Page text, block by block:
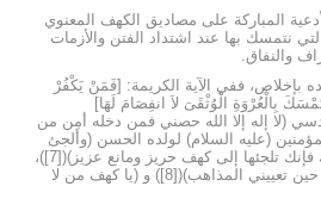
المباركة على مصاديق الكهف المعنوي
نتمسك بها عند اشتداد الفتن والأزمات
والنفاق.
بإخلاص، ففي الآية الكريمة: [فَمَنْ يَكْفُرْ
بِالْعُرْوَةِ الْوُثْقَىَ لاَ انفِصَامَ لَهَا]
القدسي (لا إله إلا الله حصني فمن دخله أمِن من
المؤمنين (عليه السلام) لولده الحسن (وألجئ
نفسك في الأمور كلها إلى إلهك فإنك تلجئها إلى كهف حريز ومانع عزيز)([7])،
وفي الدعاء الشريف: (يا كهفي حين تعييني المذاهب)([8]) و (يا كهف من لا